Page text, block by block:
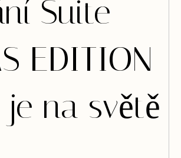
Suite
EDITION
je na světě